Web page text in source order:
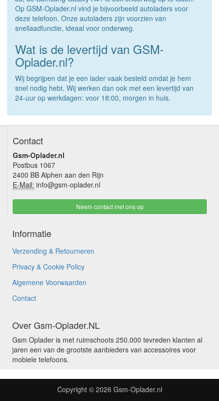
Op GSM-Oplader.nl vind je bijvoorbeeld autoladers voor
deze telefoon. Onze autoladers zijn voorzien van
snellaadfunctie, ideaal voor onderweg.
Wat is de levertijd van GSM-
Oplader.nl?
Wij begrijpen dat je een lader vaak besteld omdat je hem
snel nodig hebt. Wij werken dan ook met een levertijd van
24-uur op werkdagen: voor 18:00, morgen in huis.
Contact
Gsm-Oplader.nl
Postbus 1067
2400 BB Alphen aan den Rijn
E-Mail: info@gsm-oplader.nl
Neem contact met ons op
Informatie
Verzending & Retourneren
Privacy & Cookie Policy
Algemene Voorwaarden
Contact
Over Gsm-Oplader.NL
Gsm Oplader is met ruimschoots 250.000 tevreden klanten al
jaren een van de grootste aanbieders van accessoires voor
mobiele telefoons.
Copyright © 2026 Gsm-Oplader.nl